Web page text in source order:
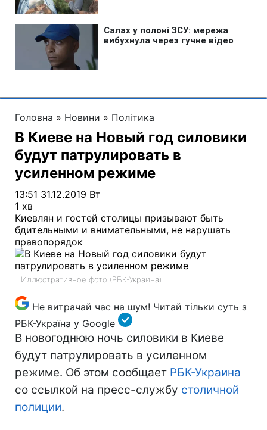
Головна » Новини » Політика
В Киеве на Новый год силовики
будут патрулировать в
усиленном режиме
13:51 31.12.2019 Вт
1 хв
Киевлян и гостей столицы призывают быть
бдительными и внимательными, не нарушать
правопорядок
Иллюстративное фото (РБК-Украина)
Не витрачай час на шум! Читай тільки суть з
РБК-Україна у Google
В новогоднюю ночь силовики в Киеве
будут патрулировать в усиленном
режиме. Об этом сообщает РБК-Украина
со ссылкой на пресс-службу столичной
полиции.